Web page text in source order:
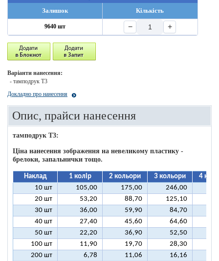
Залишок
Кількість
9640 шт − +
Варіанти нанесення:
- тамподрук T3
Докладно про нанесення
Опис, прайси нанесення
тамподрук T3:
Ціна нанесення зображення на невеликому пластику -
брелоки, запальнички тощо.
Наклад 1 колір 2 кольори 3 кольори
4
10 шт
105,00 175,00 246,00
20 шт
53,20 88,70 125,10
30 шт
36,00 59,90 84,70
40 шт
27,40 45,60 64,60
50 шт
22,20 36,90 52,50
100 шт
11,90 19,70 28,30
200 шт
6,78 11,06 16,16